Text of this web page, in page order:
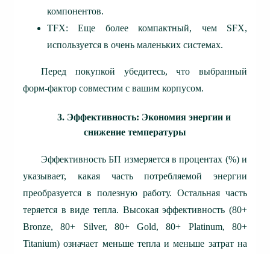
компонентов.
TFX: Еще более компактный, чем SFX,
используется в очень маленьких системах.
Перед покупкой убедитесь, что выбранный
форм-фактор совместим с вашим корпусом.
3. Эффективность: Экономия энергии и
снижение температуры
Эффективность БП измеряется в процентах (%) и
указывает, какая часть потребляемой энергии
преобразуется в полезную работу. Остальная часть
теряется в виде тепла. Высокая эффективность (80+
Bronze, 80+ Silver, 80+ Gold, 80+ Platinum, 80+
Titanium) означает меньше тепла и меньше затрат на